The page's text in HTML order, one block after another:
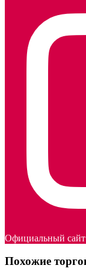
Официальный
Похожие